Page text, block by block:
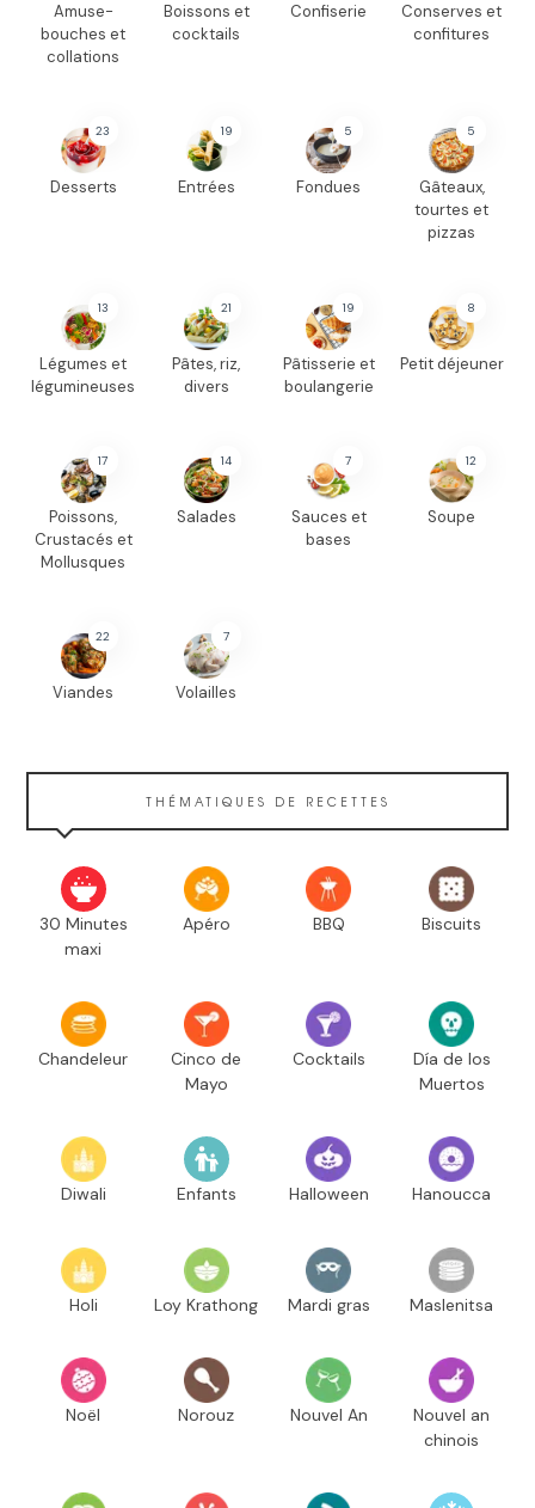
Amuse-
bouches et
collations
Boissons et
cocktails
Confiserie
Conserves et
confitures
23
Desserts
19
Entrées
5
Fondues
5
Gâteaux,
tourtes et
pizzas
13
Légumes et
légumineuses
21
Pâtes, riz,
divers
19
Pâtisserie et
boulangerie
8
Petit déjeuner
17
Poissons,
Crustacés et
Mollusques
14
Salades
7
Sauces et
bases
12
Soupe
22
Viandes
7
Volailles
THÉMATIQUES DE RECETTES
30 Minutes
maxi
Apéro BBQ Biscuits
Chandeleur
Cinco de
Mayo
Cocktails
Día de los
Muertos
Diwali Enfants Halloween Hanoucca
Holi Loy Krathong Mardi gras Maslenitsa
Noël Norouz Nouvel An
Nouvel an
chinois